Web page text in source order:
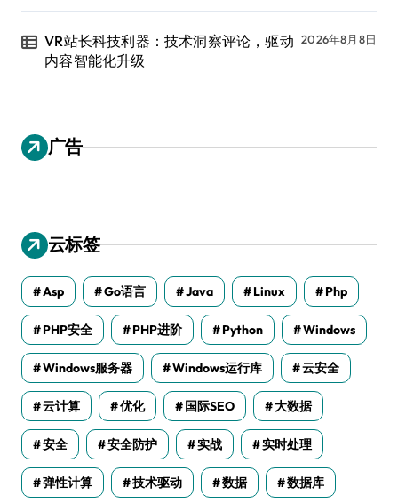
VR站长科技利器：技术洞察评论，驱动
内容智能化升级
2026年8月8日
广告
云标签
Asp Go语言 Java Linux Php
PHP安全 PHP进阶 Python Windows
Windows服务器 Windows运行库 云安全
云计算 优化 国际SEO 大数据
安全 安全防护 实战 实时处理
弹性计算 技术驱动 数据 数据库